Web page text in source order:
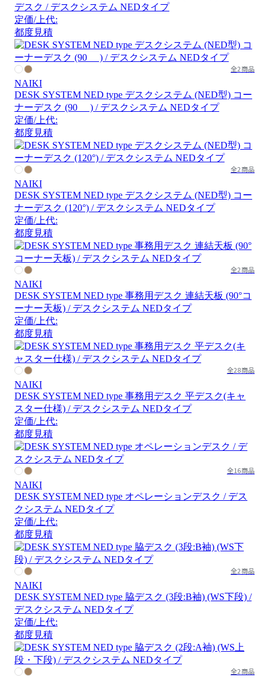
デスク / デスクシステム NEDタイプ
定価/上代:
都度見積
全2商品
NAIKI
DESK SYSTEM NED type デスクシステム (NED型) コー
ナーデスク (90 ゚) / デスクシステム NEDタイプ
定価/上代:
都度見積
全2商品
NAIKI
DESK SYSTEM NED type デスクシステム (NED型) コー
ナーデスク (120°) / デスクシステム NEDタイプ
定価/上代:
都度見積
全2商品
NAIKI
DESK SYSTEM NED type 事務用デスク 連結天板 (90°コ
ーナー天板) / デスクシステム NEDタイプ
定価/上代:
都度見積
全28商品
NAIKI
DESK SYSTEM NED type 事務用デスク 平デスク(キャ
スター仕様) / デスクシステム NEDタイプ
定価/上代:
都度見積
全16商品
NAIKI
DESK SYSTEM NED type オペレーションデスク / デス
クシステム NEDタイプ
定価/上代:
都度見積
全2商品
NAIKI
DESK SYSTEM NED type 脇デスク (3段:B袖) (WS下段) /
デスクシステム NEDタイプ
定価/上代:
都度見積
全2商品